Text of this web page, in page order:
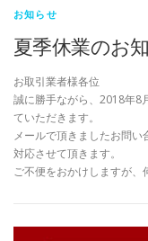
お知らせ
夏季休業のお
お取引業者様各位
誠に勝手ながら、2018年8
ていただきます。
メールで頂きましたお問
対応させて頂きます。
ご不便をおかけしますが、